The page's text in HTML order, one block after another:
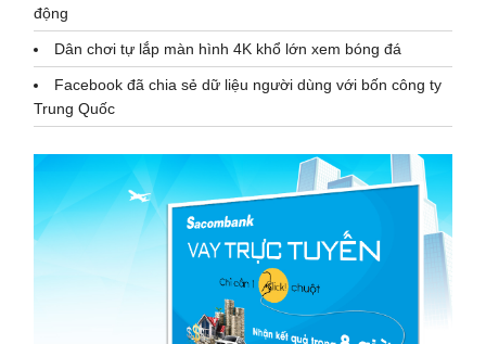
động
Dân chơi tự lắp màn hình 4K khổ lớn xem bóng đá
Facebook đã chia sẻ dữ liệu người dùng với bốn công ty
Trung Quốc